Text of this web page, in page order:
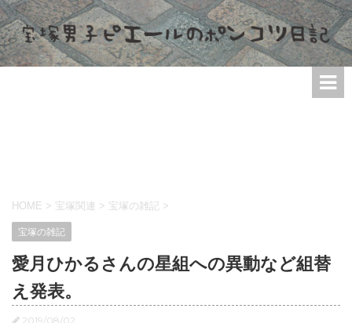
HOME > 宝塚関連 > 宝塚の雑記 >
宝塚の雑記
愛月ひかるさんの星組への異動など組替
え発表。
2019/08/02